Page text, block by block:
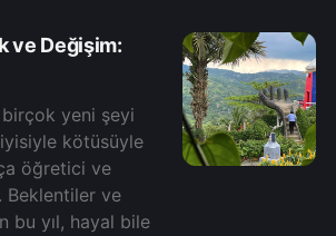
ve Değişim:
birçok yeni şeyi
kötüsüyle
öğretici ve
Beklentiler ve
bu yıl, hayal bile